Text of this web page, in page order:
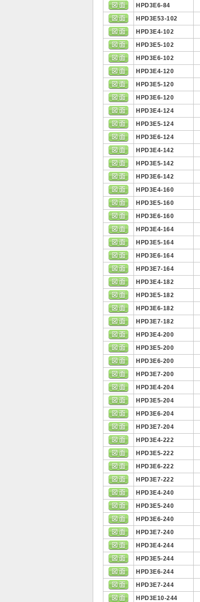
HPD3E6-84
HPD3E53-102
HPD3E4-102
HPD3E5-102
HPD3E6-102
HPD3E4-120
HPD3E5-120
HPD3E6-120
HPD3E4-124
HPD3E5-124
HPD3E6-124
HPD3E4-142
HPD3E5-142
HPD3E6-142
HPD3E4-160
HPD3E5-160
HPD3E6-160
HPD3E4-164
HPD3E5-164
HPD3E6-164
HPD3E7-164
HPD3E4-182
HPD3E5-182
HPD3E6-182
HPD3E7-182
HPD3E4-200
HPD3E5-200
HPD3E6-200
HPD3E7-200
HPD3E4-204
HPD3E5-204
HPD3E6-204
HPD3E7-204
HPD3E4-222
HPD3E5-222
HPD3E6-222
HPD3E7-222
HPD3E4-240
HPD3E5-240
HPD3E6-240
HPD3E7-240
HPD3E4-244
HPD3E5-244
HPD3E6-244
HPD3E7-244
HPD3E10-244